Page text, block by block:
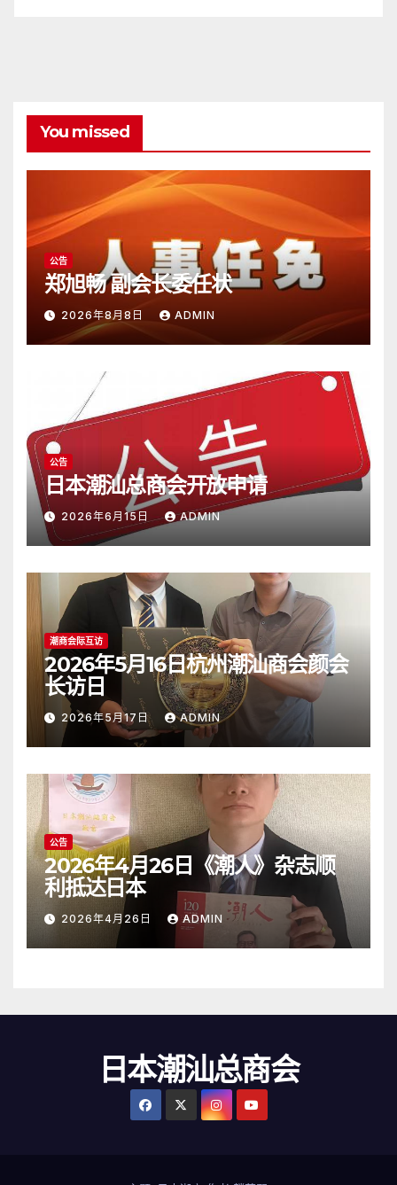
You missed
公告
郑旭畅 副会长委任状
2026年8月8日 ADMIN
公告
日本潮汕总商会开放申请
2026年6月15日 ADMIN
潮商会际互访
2026年5月16日杭州潮汕商会颜会
长访日
2026年5月17日 ADMIN
公告
2026年4月26日《潮人》杂志顺
利抵达日本
2026年4月26日 ADMIN
日本潮汕总商会